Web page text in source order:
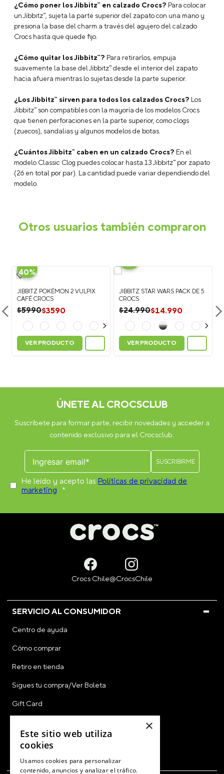
¿Cómo poner los Jibbitz™ en calzado Crocs? Para colocar
un Jibbitz™, sujeta la parte superior del zapato con una mano y
presiona la base del charm a través del agujero del calzado
Crocs hasta que quede fijo.
¿Cómo quitar los Jibbitz™? Para retirarlos, empuja
suavemente la base del Jibbitz™ desde el interior del zapato
hacia afuera mientras lo sujetas desde la parte superior.
¿Los Jibbitz™ sirven para todos los calzados Crocs? Los
Jibbitz™ son compatibles con la mayoría de los modelos Crocs
que tienen perforaciones en la parte superior, como clogs
(zuecos), sandalias y algunos modelos de botas.
¿Cuántos Jibbitz™ caben en un calzado Crocs? En el
modelo Classic Clog puedes colocar hasta 13 Jibbitz™ por zapato
(26 en total por par). La cantidad puede variar dependiendo del
modelo.
Otros usuarios también compraron
-
40%
JIBBITZ POKÉMON 2 VULPIX
CAFÉ CROCS
$5990$3590
VER PRODUCTO
40%
JIBBITZ STAR WARS PACK DE 5
CROCS
$24.990$14.990
VER PRODUCTO
ÚNETE AL CROCSCLUB
Suscríbete para formar parte, recibir novedades y acceder a
contenido exclusivo para el Crocsclub.
He leído y acepto las Políticas de privacidad de
marketing *
SERVICIO AL CONSUMIDOR
Centro de ayuda
Cómo comprar
Retiro en tienda
Sigues tu compra/Ver Boleta
Gift Card
CyberMonday
Ver Boleta / Ticket de Cambio
×
Este sitio web utiliza
cookies
Usamos cookies para personalizar
contenido, anuncios y analizar el tráfico.